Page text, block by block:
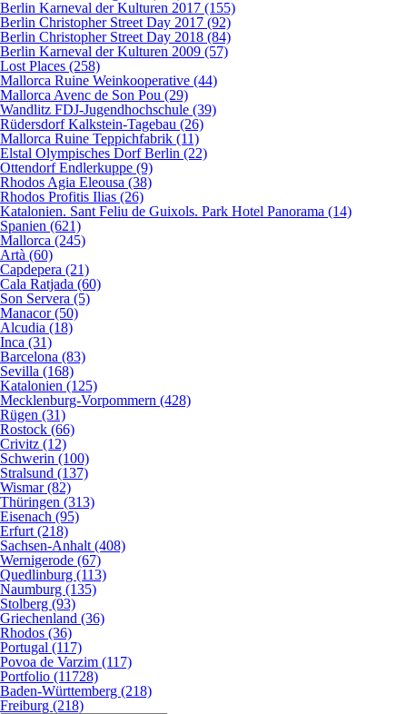
Berlin Karneval der Kulturen 2017 (155)
Berlin Christopher Street Day 2017 (92)
Berlin Christopher Street Day 2018 (84)
Berlin Karneval der Kulturen 2009 (57)
Lost Places (258)
Mallorca Ruine Weinkooperative (44)
Mallorca Avenc de Son Pou (29)
Wandlitz FDJ-Jugendhochschule (39)
Rüdersdorf Kalkstein-Tagebau (26)
Mallorca Ruine Teppichfabrik (11)
Elstal Olympisches Dorf Berlin (22)
Ottendorf Endlerkuppe (9)
Rhodos Agia Eleousa (38)
Rhodos Profitis Ilias (26)
Katalonien. Sant Feliu de Guixols. Park Hotel Panorama (14)
Spanien (621)
Mallorca (245)
Artà (60)
Capdepera (21)
Cala Ratjada (60)
Son Servera (5)
Manacor (50)
Alcudia (18)
Inca (31)
Barcelona (83)
Sevilla (168)
Katalonien (125)
Mecklenburg-Vorpommern (428)
Rügen (31)
Rostock (66)
Crivitz (12)
Schwerin (100)
Stralsund (137)
Wismar (82)
Thüringen (313)
Eisenach (95)
Erfurt (218)
Sachsen-Anhalt (408)
Wernigerode (67)
Quedlinburg (113)
Naumburg (135)
Stolberg (93)
Griechenland (36)
Rhodos (36)
Portugal (117)
Povoa de Varzim (117)
Portfolio (11728)
Baden-Württemberg (218)
Freiburg (218)